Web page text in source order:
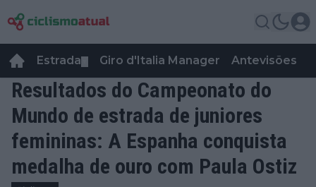
Estrada Giro d'Italia Manager Antevisões
Resultados do Campeonato do
Mundo de estrada de juniores
femininas: A Espanha conquista
medalha de ouro com Paula Ostiz